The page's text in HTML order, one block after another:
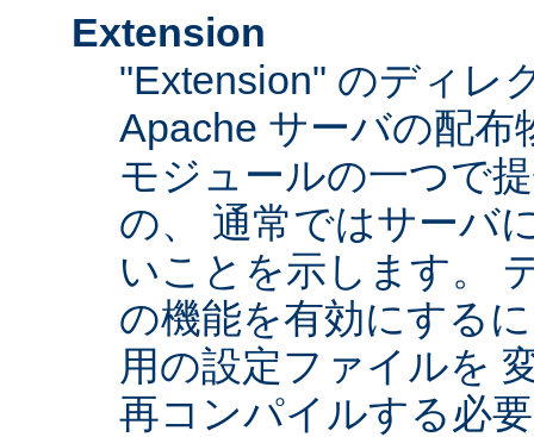
Extension
"Extension" のディレ
Apache サーバの配布
モジュールの一つで
の、 通常ではサーバ
いことを示します。
の機能を有効にする
用の設定ファイルを
再コンパイルする必